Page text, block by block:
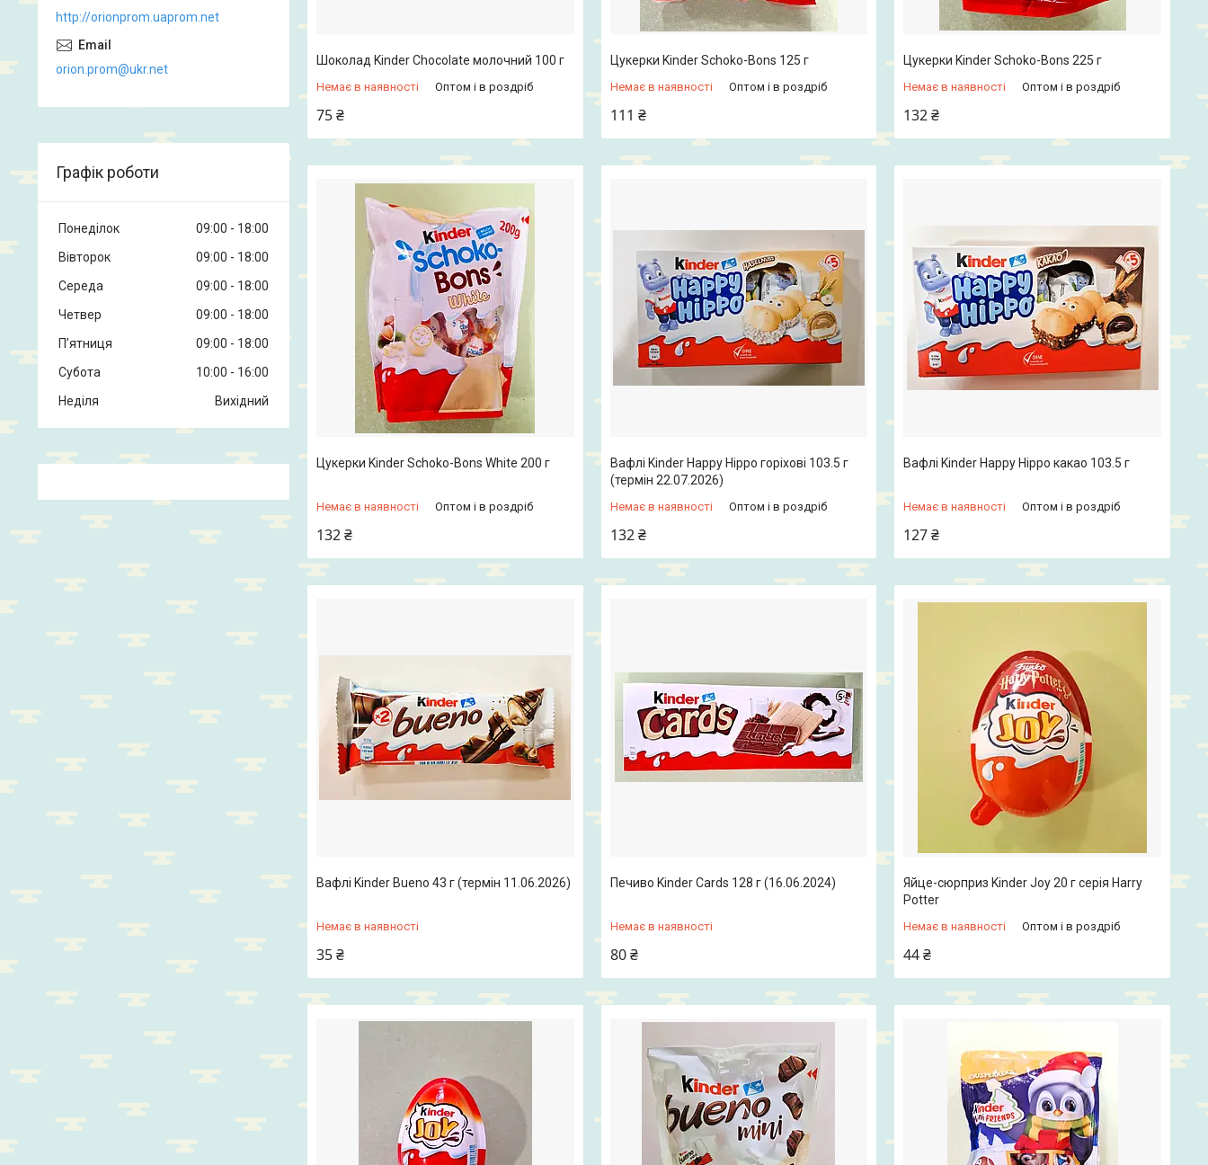
Шоколад Kinder Chocolate молочний 100 г
Немає в наявності Оптом і в роздріб
75 ₴
Цукерки Kinder Schoko-Bons 125 г
Немає в наявності Оптом і в роздріб
111 ₴
Цукерки Kinder Schoko-Bons 225 г
Немає в наявності Оптом і в роздріб
132 ₴
Цукерки Kinder Schoko-Bons White 200 г
Немає в наявності Оптом і в роздріб
132 ₴
Вафлі Kinder Happy Hippo горіхові 103.5 г
(термін 22.07.2026)
Немає в наявності Оптом і в роздріб
132 ₴
Вафлі Kinder Happy Hippo какао 103.5 г
Немає в наявності Оптом і в роздріб
127 ₴
Вафлі Kinder Bueno 43 г (термін 11.06.2026)
Немає в наявності
35 ₴
Печиво Kinder Cards 128 г (16.06.2024)
Немає в наявності
80 ₴
Яйце-сюрприз Kinder Joy 20 г серія Harry
Potter
Немає в наявності Оптом і в роздріб
44 ₴
http://orionprom.uaprom.net
orion.prom@ukr.net
Графік роботи
Понеділок 09:00
18:00
Вівторок
09:00
18:00
Середа
09:00
18:00
Четвер
09:00
18:00
Пʼятниця
09:00
18:00
Субота
10:00
16:00
Неділя
Вихідний